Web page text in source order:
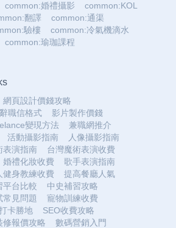
common:婚禮攝影
common:KOL
翻譯
common:通渠
驗樓
common:冷氣機滴水
common:瑜珈課程
網頁設計價錢攻略
辭職信格式
影片製作價錢
變現方法
兼職網推介
活動攝影指南
人像攝影指南
表演指南
台灣魔術表演收費
婚禮化妝收費
歌手表演指南
健身教練收費
提高餐廳人氣
平台比較
中史補習攻略
常見問題
寵物訓練收費
卡勝地
SEO收費攻略
修報價攻略
數碼營銷入門